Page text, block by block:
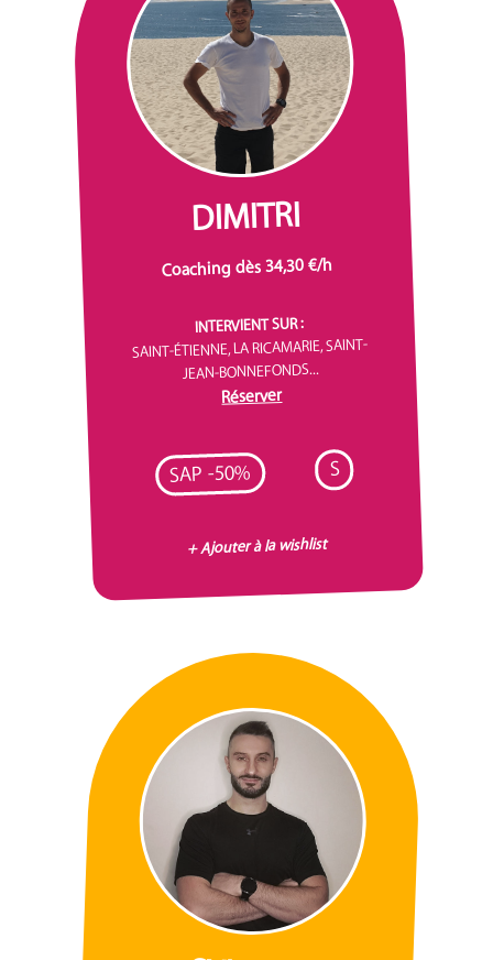
DIMITRI
Coaching dès 34,30 €/h
INTERVIENT SUR :
SAINT-ÉTIENNE, LA RICAMARIE, SAINT-
JEAN-BONNEFONDS...
Réserver
SAP -50% S
+ Ajouter à la wishlist